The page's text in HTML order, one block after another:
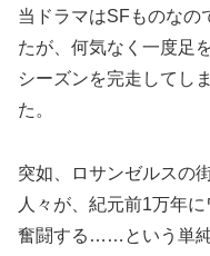
当ドラマはSFものなの
たが、何気なく一度足
シーズンを完走してし
た。
突如、ロサンゼルスの
人々が、紀元前1万年
奮闘する……という単